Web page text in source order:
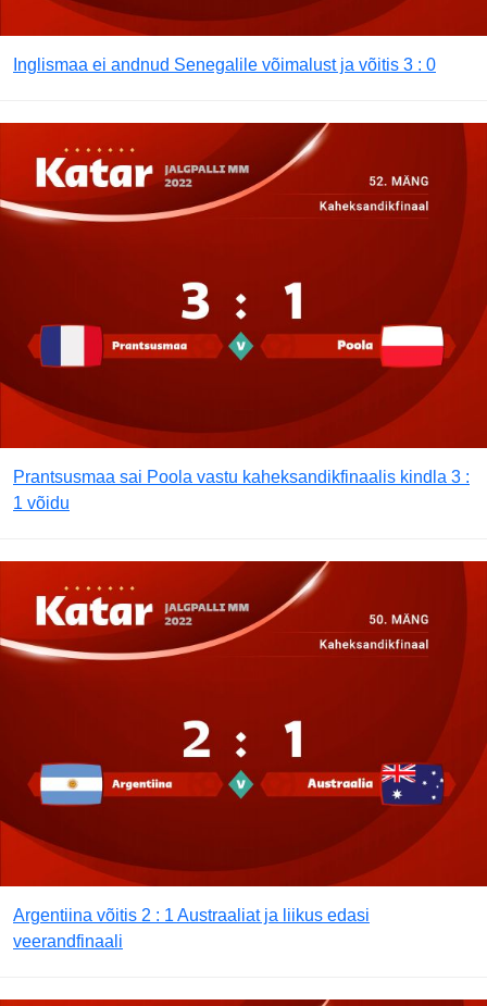
Inglismaa ei andnud Senegalile võimalust ja võitis 3 : 0
Prantsusmaa sai Poola vastu kaheksandikfinaalis kindla 3 :
1 võidu
Argentiina võitis 2 : 1 Austraaliat ja liikus edasi
veerandfinaali